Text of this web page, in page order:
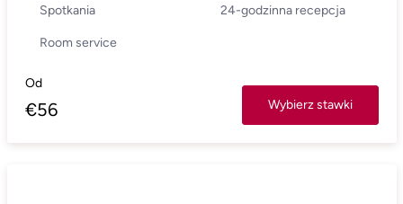
Spotkania 24-godzinna recepcja
Room service
Od
€56 Wybierz stawki